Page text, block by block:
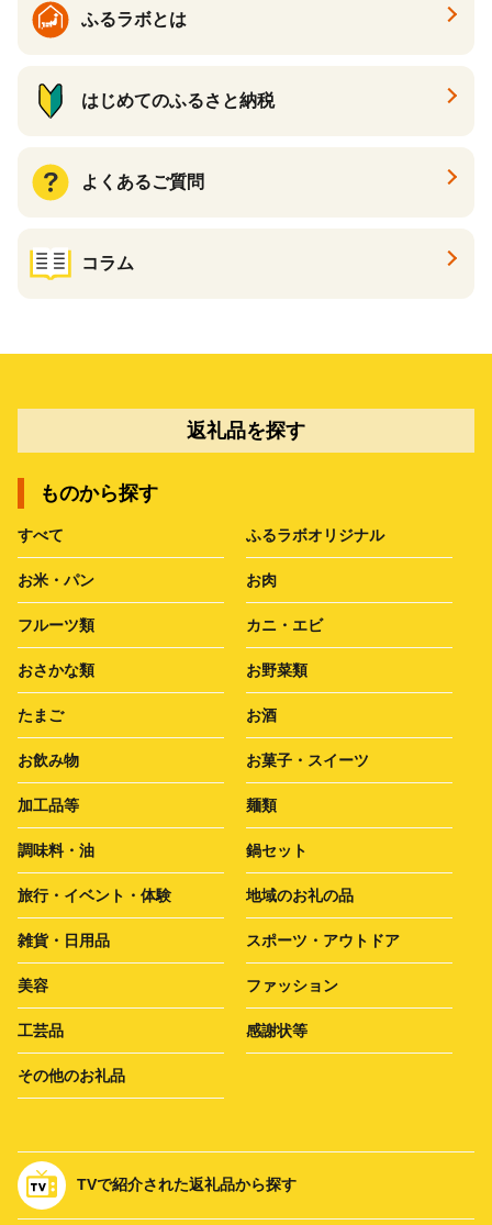
ふるラボとは
はじめてのふるさと納税
よくあるご質問
コラム
返礼品を探す
ものから探す
すべて ふるラボオリジナル
お米・パン お肉
フルーツ類 カニ・エビ
おさかな類 お野菜類
たまご お酒
お飲み物 お菓子・スイーツ
加工品等 麺類
調味料・油 鍋セット
旅行・イベント・体験 地域のお礼の品
雑貨・日用品 スポーツ・アウトドア
美容 ファッション
工芸品 感謝状等
その他のお礼品
TVで紹介された返礼品から探す